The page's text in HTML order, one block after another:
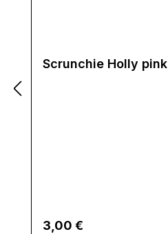
Scrunchie Holly pink
Regulärer Preis:
3,00 €